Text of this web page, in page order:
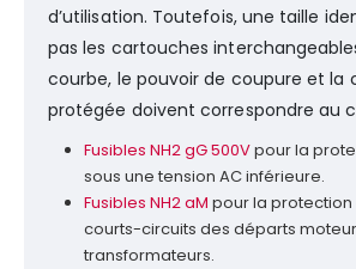
d’utilisation. Toutefois, une taille
pas les cartouches
courbe, le pouvoir de coupure et la
protégée doivent correspondre au
Fusibles NH2 gG 500Vpour la
sous une tension AC inférieure.
Fusibles NH2 aM pour la protection
courts-circuits des départs
transformateurs.